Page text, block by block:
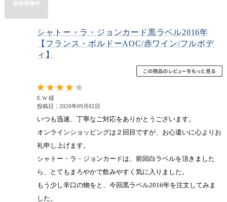
シャトー・ラ・ジョンカード黒ラベル2016年
【フランス・ボルドーAOC/赤ワイン/フルボデ
ィ】
E.W 様
投稿日：2020年09月02日
いつも迅速、丁寧なご対応をありがとうございます。
オンラインショッピングは２回目ですが、お心遣いに心よりお
礼申し上げます。
シャトー・ラ・ジョンカードは、前回白ラベルを頂きました
ら、とてもまろやかで飲みやすく気に入りました。
もう少し辛口の物をと、今回黒ラベル2016年を注文してみま
した。